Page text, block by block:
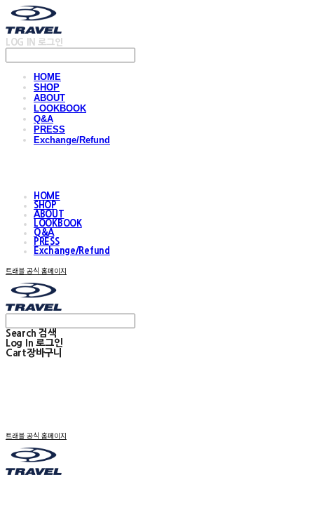
LOG IN 로그인
HOME
SHOP
ABOUT
LOOKBOOK
Q&A
PRESS
Exchange/Refund
HOME
SHOP
ABOUT
LOOKBOOK
Q&A
PRESS
Exchange/Refund
트래블 공식 홈페이지
Search 검색
Log In 로그인
Cart장바구니
트래블 공식 홈페이지